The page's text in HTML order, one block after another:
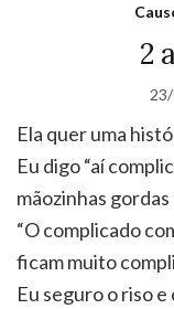
2
Ela quer uma
Eu digo “aí
mãozinhas
“O complicado
ficam muito
Eu seguro o riso